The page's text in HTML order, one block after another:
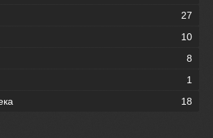
27
10
8
1
18